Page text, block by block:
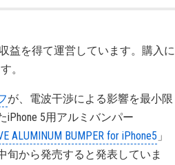
益を得て運営しています。購入に
。
が、電波干渉による影響を最小限
iPhone 5用アルミバンパー
ALUMINUM BUMPER for iPhone5 」
旬から発売すると発表していま